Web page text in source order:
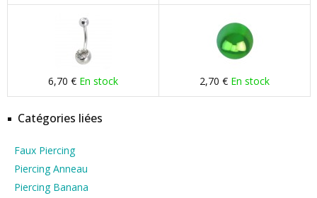
6,70 € En stock 2,70 € En stock
Catégories liées
Faux Piercing
Piercing Anneau
Piercing Banana